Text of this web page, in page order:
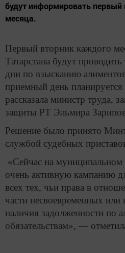
будут информировать
месяца.
Первый вторник каждого
Татарстана будут
дни по взысканию
приемный день
рассказала министр труда,
защиты РТ Эльмира
Решение было принято
службой судебных
«Сейчас на
очень активную кампанию
всех тех, чьи права в
части несвоевременных
наличия задолженности по
обязательствам», —